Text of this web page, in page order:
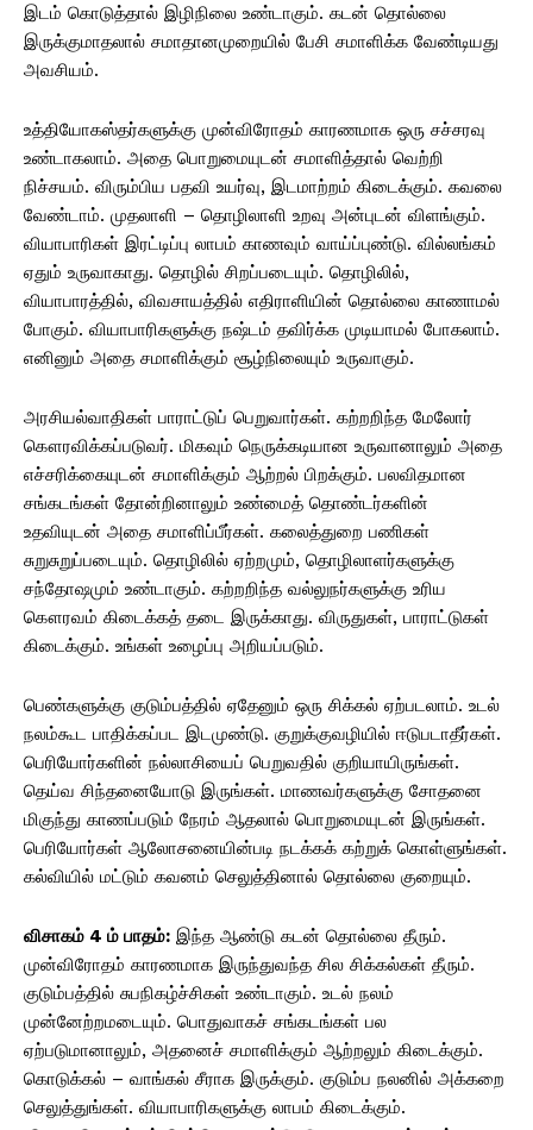
இடம் கொடுத்தால் இழிநிலை உண்டாகும். கடன் தொல்லை
இருக்குமாதலால் சமாதானமுறையில் பேசி சமாளிக்க வேண்டியது
அவசியம்.
உத்தியோகஸ்தர்களுக்கு முன்விரோதம் காரணமாக ஒரு சச்சரவு
உண்டாகலாம். அதை பொறுமையுடன் சமாளித்தால் வெற்றி
நிச்சயம். விரும்பிய பதவி உயர்வு, இடமாற்றம் கிடைக்கும். கவலை
வேண்டாம். முதலாளி – தொழிலாளி உறவு அன்புடன் விளங்கும்.
வியாபாரிகள் இரட்டிப்பு லாபம் காணவும் வாய்ப்புண்டு. வில்லங்கம்
ஏதும் உருவாகாது. தொழில் சிறப்படையும். தொழிலில்,
வியாபாரத்தில், விவசாயத்தில் எதிராளியின் தொல்லை காணாமல்
போகும். வியாபாரிகளுக்கு நஷ்டம் தவிர்க்க முடியாமல் போகலாம்.
எனினும் அதை சமாளிக்கும் சூழ்நிலையும் உருவாகும்.
அரசியல்வாதிகள் பாராட்டுப் பெறுவார்கள். கற்றறிந்த மேலோர்
கௌரவிக்கப்படுவர். மிகவும் நெருக்கடியான உருவானாலும் அதை
எச்சரிக்கையுடன் சமாளிக்கும் ஆற்றல் பிறக்கும். பலவிதமான
சங்கடங்கள் தோன்றினாலும் உண்மைத் தொண்டர்களின்
உதவியுடன் அதை சமாளிப்பீர்கள். கலைத்துறை பணிகள்
சுறுசுறுப்படையும். தொழிலில் ஏற்றமும், தொழிலாளர்களுக்கு
சந்தோஷமும் உண்டாகும். கற்றறிந்த வல்லுநர்களுக்கு உரிய
கௌரவம் கிடைக்கத் தடை இருக்காது. விருதுகள், பாராட்டுகள்
கிடைக்கும். உங்கள் உழைப்பு அறியப்படும்.
பெண்களுக்கு குடும்பத்தில் ஏதேனும் ஒரு சிக்கல் ஏற்படலாம். உடல்
நலம்கூட பாதிக்கப்பட இடமுண்டு. குறுக்குவழியில் ஈடுபடாதீர்கள்.
பெரியோர்களின் நல்லாசியைப் பெறுவதில் குறியாயிருங்கள்.
தெய்வ சிந்தனையோடு இருங்கள். மாணவர்களுக்கு சோதனை
மிகுந்து காணப்படும் நேரம் ஆதலால் பொறுமையுடன் இருங்கள்.
பெரியோர்கள் ஆலோசனையின்படி நடக்கக் கற்றுக் கொள்ளுங்கள்.
கல்வியில் மட்டும் கவனம் செலுத்தினால் தொல்லை குறையும்.
விசாகம் 4 ம் பாதம்: இந்த ஆண்டு கடன் தொல்லை தீரும்.
முன்விரோதம் காரணமாக இருந்துவந்த சில சிக்கல்கள் தீரும்.
குடும்பத்தில் சுபநிகழ்ச்சிகள் உண்டாகும். உடல் நலம்
முன்னேற்றமடையும். பொதுவாகச் சங்கடங்கள் பல
ஏற்படுமானாலும், அதனைச் சமாளிக்கும் ஆற்றலும் கிடைக்கும்.
கொடுக்கல் – வாங்கல் சீராக இருக்கும். குடும்ப நலனில் அக்கறை
செலுத்துங்கள். வியாபாரிகளுக்கு லாபம் கிடைக்கும்.